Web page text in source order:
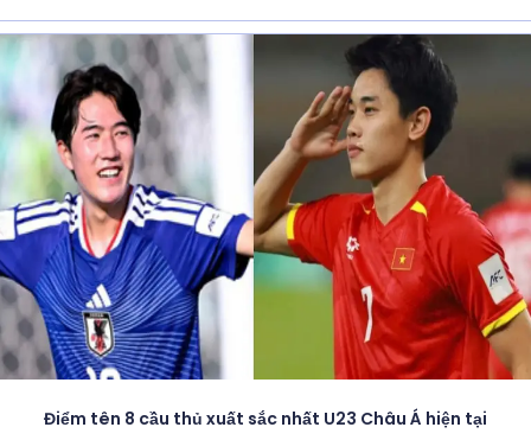
Điểm tên 8 cầu thủ xuất sắc nhất U23 Châu Á hiện tại